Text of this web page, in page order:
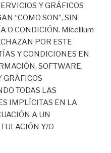
Y GRÁFICOS
“COMO SON”, SIN
O CONDICIÓN. Micellium
POR ESTE
Y CONDICIONES EN
SOFTWARE,
GRÁFICOS
TODAS LAS
IMPLÍCITAS EN LA
A UN
Y/O